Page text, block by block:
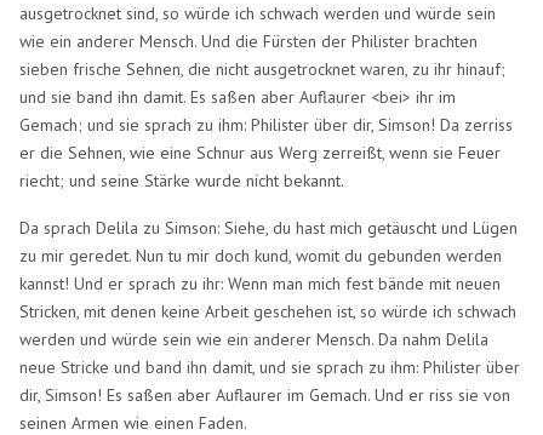
ausgetrocknet sind, so würde ich schwach werden und würde sein
wie ein anderer Mensch. Und die Fürsten der Philister brachten
sieben frische Sehnen, die nicht ausgetrocknet waren, zu ihr hinauf;
und sie band ihn damit. Es saßen aber Auflaurer <bei> ihr im
Gemach; und sie sprach zu ihm: Philister über dir, Simson! Da zerriss
er die Sehnen, wie eine Schnur aus Werg zerreißt, wenn sie Feuer
riecht; und seine Stärke wurde nicht bekannt.
Da sprach Delila zu Simson: Siehe, du hast mich getäuscht und Lügen
zu mir geredet. Nun tu mir doch kund, womit du gebunden werden
kannst! Und er sprach zu ihr: Wenn man mich fest bände mit neuen
Stricken, mit denen keine Arbeit geschehen ist, so würde ich schwach
werden und würde sein wie ein anderer Mensch. Da nahm Delila
neue Stricke und band ihn damit, und sie sprach zu ihm: Philister über
dir, Simson! Es saßen aber Auflaurer im Gemach. Und er riss sie von
seinen Armen wie einen Faden.